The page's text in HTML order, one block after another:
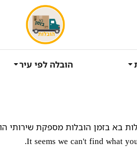
הובלה לפי עיר
בא בזמן הובלות מספקת שירותי
It seems we can't find what